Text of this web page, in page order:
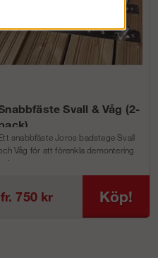
Svall & Våg (2-
snabbfäste Joros badstege Svall
Våg för att förenkla demontering
och m...
fr. 750 kr Köp!